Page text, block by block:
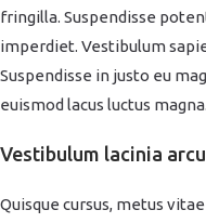
fringilla. Suspendisse
imperdiet. Vestibulum
Suspendisse in justo eu
euismod lacus luctus magna.
Vestibulum lacinia arcu
Quisque cursus, metus